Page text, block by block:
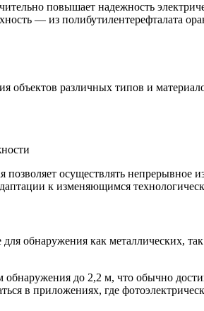
повышает надежность
— из полибутилентерефталата
различных типов и
осуществлять непрерывное
к изменяющимся
обнаружения как металлических,
до 2,2 м, что обычно
в приложениях, где